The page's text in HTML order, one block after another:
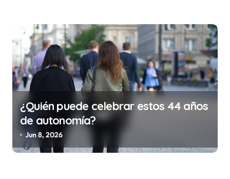
¿Quién puede celebrar estos 44 años
de autonomía?
Jun 8, 2026